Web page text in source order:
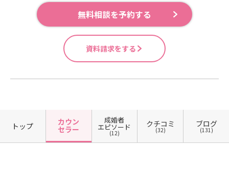
無料相談を予約する
資料請求をする
トップ カウン
セラー
成婚者
エピソード
(12)
クチコミ
(32)
ブログ
(131)